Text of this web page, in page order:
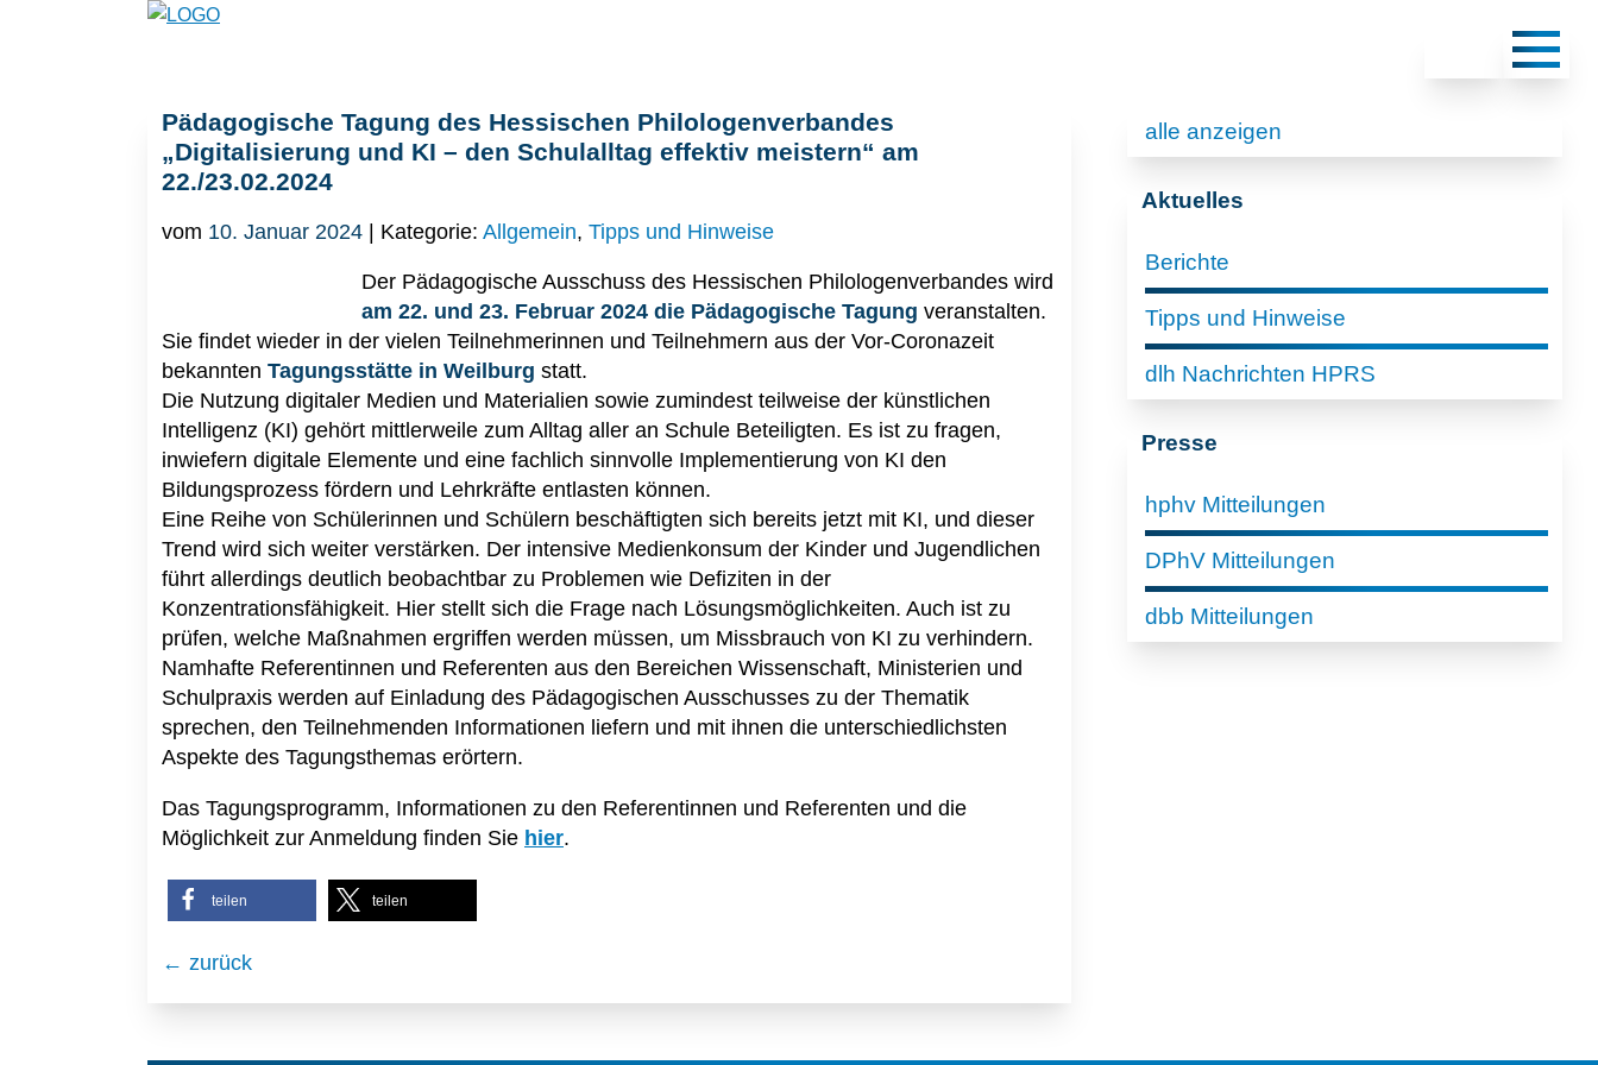
Pädagogische Tagung des Hessischen Philologenverbandes
„Digitalisierung und KI – den Schulalltag effektiv meistern“ am
22./23.02.2024
vom 10. Januar 2024 | Kategorie: Allgemein, Tipps und Hinweise
Der Pädagogische Ausschuss des Hessischen Philologenverbandes wird
am 22. und 23. Februar 2024 die Pädagogische Tagung veranstalten.
Sie findet wieder in der vielen Teilnehmerinnen und Teilnehmern aus der Vor-Coronazeit
bekannten Tagungsstätte in Weilburg statt.
Die Nutzung digitaler Medien und Materialien sowie zumindest teilweise der künstlichen
Intelligenz (KI) gehört mittlerweile zum Alltag aller an Schule Beteiligten. Es ist zu fragen,
inwiefern digitale Elemente und eine fachlich sinnvolle Implementierung von KI den
Bildungsprozess fördern und Lehrkräfte entlasten können.
Eine Reihe von Schülerinnen und Schülern beschäftigten sich bereits jetzt mit KI, und dieser
Trend wird sich weiter verstärken. Der intensive Medienkonsum der Kinder und Jugendlichen
führt allerdings deutlich beobachtbar zu Problemen wie Defiziten in der
Konzentrationsfähigkeit. Hier stellt sich die Frage nach Lösungsmöglichkeiten. Auch ist zu
prüfen, welche Maßnahmen ergriffen werden müssen, um Missbrauch von KI zu verhindern.
Namhafte Referentinnen und Referenten aus den Bereichen Wissenschaft, Ministerien und
Schulpraxis werden auf Einladung des Pädagogischen Ausschusses zu der Thematik
sprechen, den Teilnehmenden Informationen liefern und mit ihnen die unterschiedlichsten
Aspekte des Tagungsthemas erörtern.
Das Tagungsprogramm, Informationen zu den Referentinnen und Referenten und die
Möglichkeit zur Anmeldung finden Sie hier.
teilen teilen
← zurück
alle anzeigen
Aktuelles
Berichte
Tipps und Hinweise
dlh Nachrichten HPRS
Presse
hphv Mitteilungen
DPhV Mitteilungen
dbb Mitteilungen